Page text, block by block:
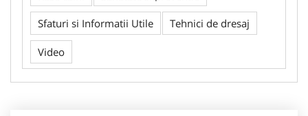
Sfaturi si Informatii Utile Tehnici de dresaj
Video